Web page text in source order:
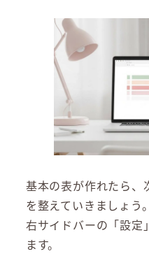
基本の表が作れたら、
を整えていきましょう。
右サイドバーの「設定
ます。